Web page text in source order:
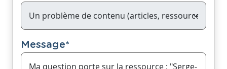
Message*